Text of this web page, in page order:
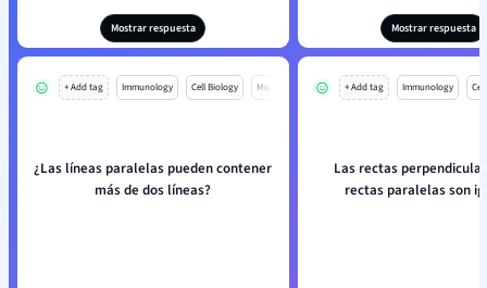
Mostrar respuesta Mostrar respuesta
+ Add tag Immunology Cell Biology Mo
¿Las líneas paralelas pueden contener
más de dos líneas?
+ Add tag Immunology
Las rectas
rectas paralelas son